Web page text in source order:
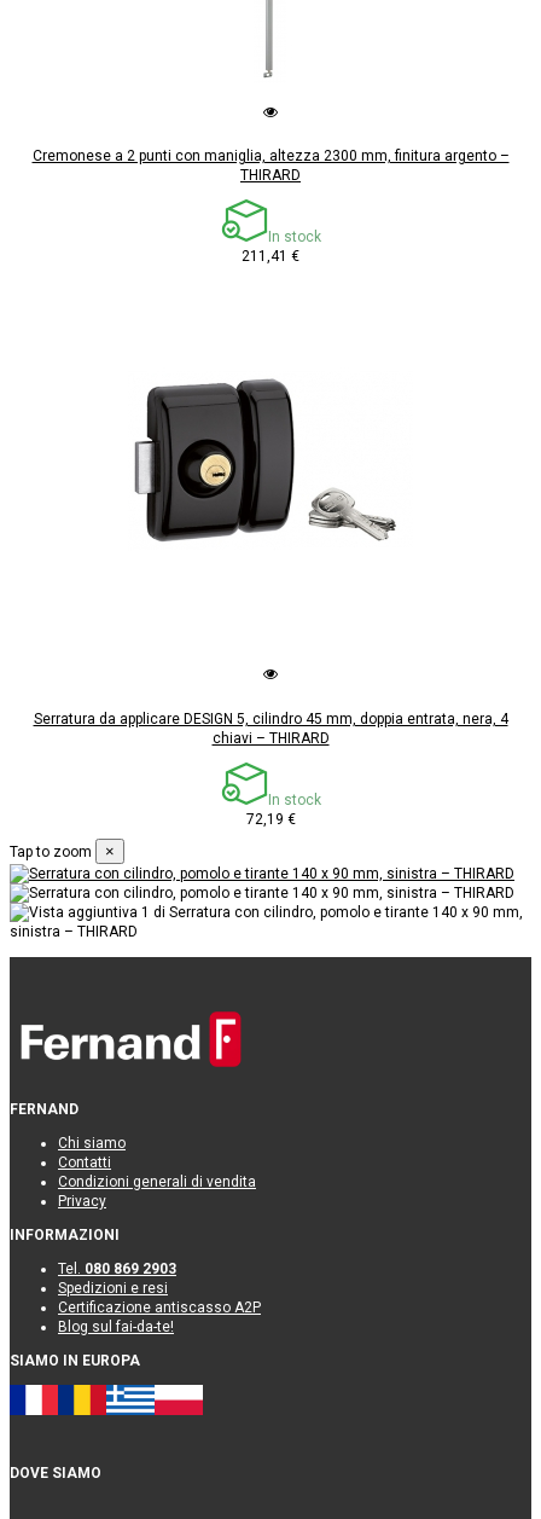
Cremonese a 2 punti con maniglia, altezza 2300 mm, finitura argento –
THIRARD
In stock
211,41 €
Serratura da applicare DESIGN 5, cilindro 45 mm, doppia entrata, nera, 4
chiavi – THIRARD
In stock
72,19 €
Tap to zoom
×
FERNAND
Chi siamo
Contatti
Condizioni generali di vendita
Privacy
INFORMAZIONI
Tel. 080 869 2903
Spedizioni e resi
Certificazione antiscasso A2P
Blog sul fai-da-te!
SIAMO IN EUROPA
DOVE SIAMO